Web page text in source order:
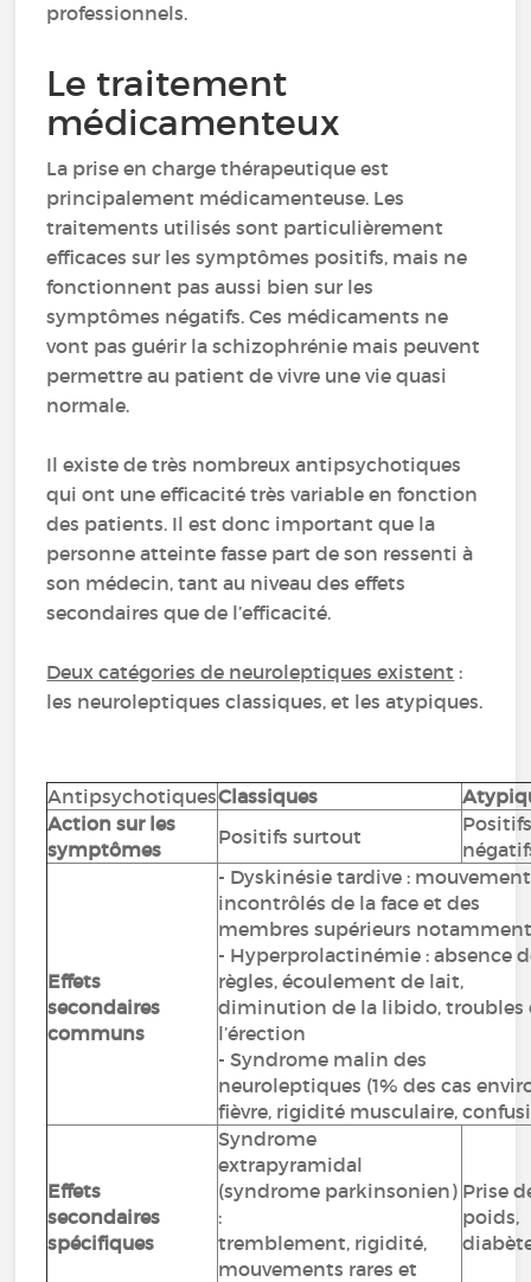
professionnels.
Le traitement
médicamenteux
La prise en charge thérapeutique est
principalement médicamenteuse. Les
traitements utilisés sont particulièrement
efficaces sur les symptômes positifs, mais ne
fonctionnent pas aussi bien sur les
symptômes négatifs. Ces médicaments ne
vont pas guérir la schizophrénie mais peuvent
permettre au patient de vivre une vie quasi
normale.
Il existe de très nombreux antipsychotiques
qui ont une efficacité très variable en fonction
des patients. Il est donc important que la
personne atteinte fasse part de son ressenti à
son médecin, tant au niveau des effets
secondaires que de l’efficacité.
Deux catégories de neuroleptiques existent :
les neuroleptiques classiques, et les atypiques.
AntipsychotiquesClassiques
Action sur les
symptômes
Positifs surtout
Effets
secondaires
communs
- Dyskinésie tardive :
incontrôlés de la face et des
membres supérieurs
- Hyperprolactinémie : absence
règles, écoulement de lait,
diminution de la libido, troubles
l’érection
- Syndrome malin des
neuroleptiques (1% des cas
fièvre, rigidité musculaire,
Effets
secondaires
spécifiques
Syndrome
extrapyramidal
(syndrome parkinsonien)
:
tremblement, rigidité,
mouvements rares et
Prise
poids,